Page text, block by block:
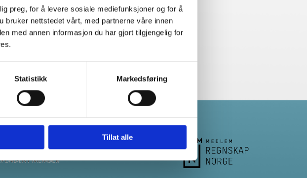
preg, for å levere sosiale mediefunksjoner og for å
bruker nettstedet vårt, med partnerne våre innen
med annen informasjon du har gjort tilgjengelig for
Statistikk Markedsføring
Tillat alle